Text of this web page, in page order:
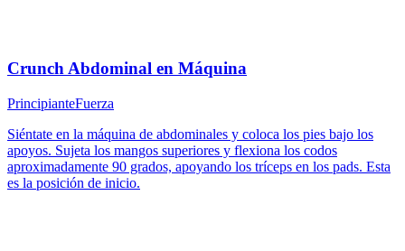
Crunch Abdominal en Máquina
PrincipianteFuerza
Siéntate en la máquina de abdominales y coloca los pies bajo los
apoyos. Sujeta los mangos superiores y flexiona los codos
aproximadamente 90 grados, apoyando los tríceps en los pads. Esta
es la posición de inicio.